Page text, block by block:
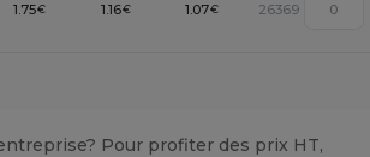
1.75€ 1.16€ 1.07€ 26369
Pour profiter des prix HT,